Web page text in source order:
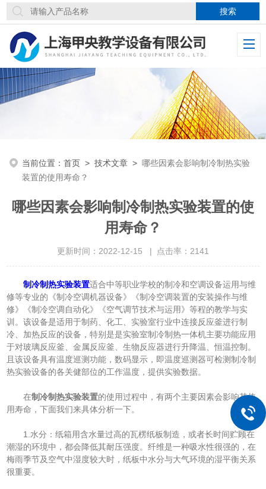
当前位置：首页 >技术文章 >哪些因素会影响制冷制热实验
装置的使用寿命？
哪些因素会影响制冷制热实验装置的使
用寿命？
更新时间：2022-12-15 | 点击率：2141
制冷制热实验装置适合中等职业学校的制冷和空调设备运用与维
修等专业的《制冷空调机器设备》《制冷空调装置的安装操作与维
修》《制冷空调自动化》《空气调节技术与运用》等程的教学与实
训。该设备是适用于制药、化工、实验室行业中连接反应釜进行制
冷、加热反应的设备，特别是是实验室制冷制热一体机主要功能应用
于对玻璃反应釜、金属反应釜、生物反应器进行升降温、恒温控制。
且该设备具有温度巡测功能，数码显示，即温度巡测器可检测制冷制
热实验设备的各关健部位的工作温度，提供实验数据。
在制冷制热实验装置的使用过程中，有两个主要因素会影响其使
用寿命，下面我们来具体分析一下。
1.水分：纸箱用含水量过高的瓦楞纸板制造，或者长时间贮顾在
潮湿的环境中，都会降低其耐压强度。纤维是一种吸水性很强的，在
梅雨季节及空气中湿度较大时，纸板中水分与大气环境的湿平衡关系
很重要。